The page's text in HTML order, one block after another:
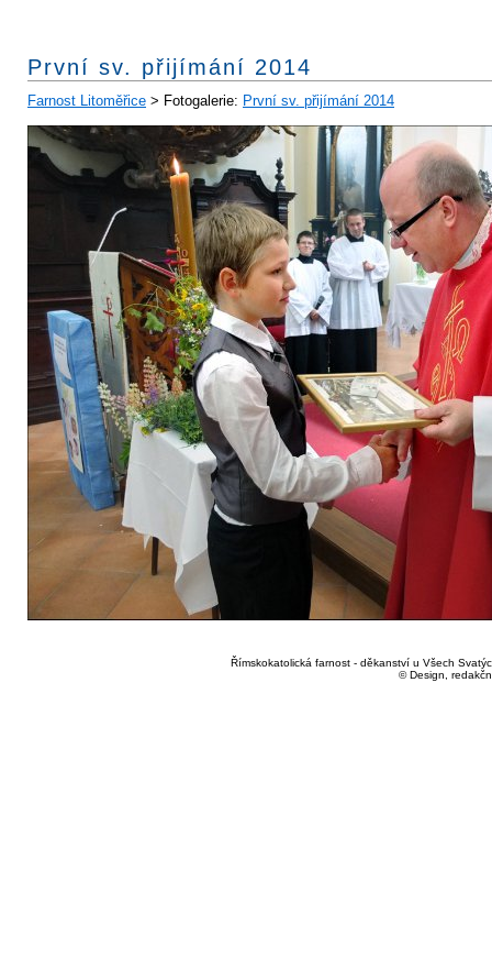
První sv. přijímání 2014
Farnost Litoměřice > Fotogalerie: První sv. přijímání 2014
Římskokatolická farnost - děkanství u Všech
© Design,